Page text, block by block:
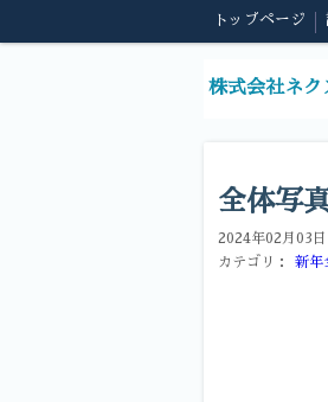
トップページ
株式会社ネ
全体写
2024年02月03
カテゴリ：
新年